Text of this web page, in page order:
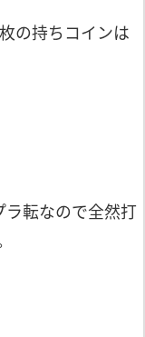
の持ちコインは
転なので全然打